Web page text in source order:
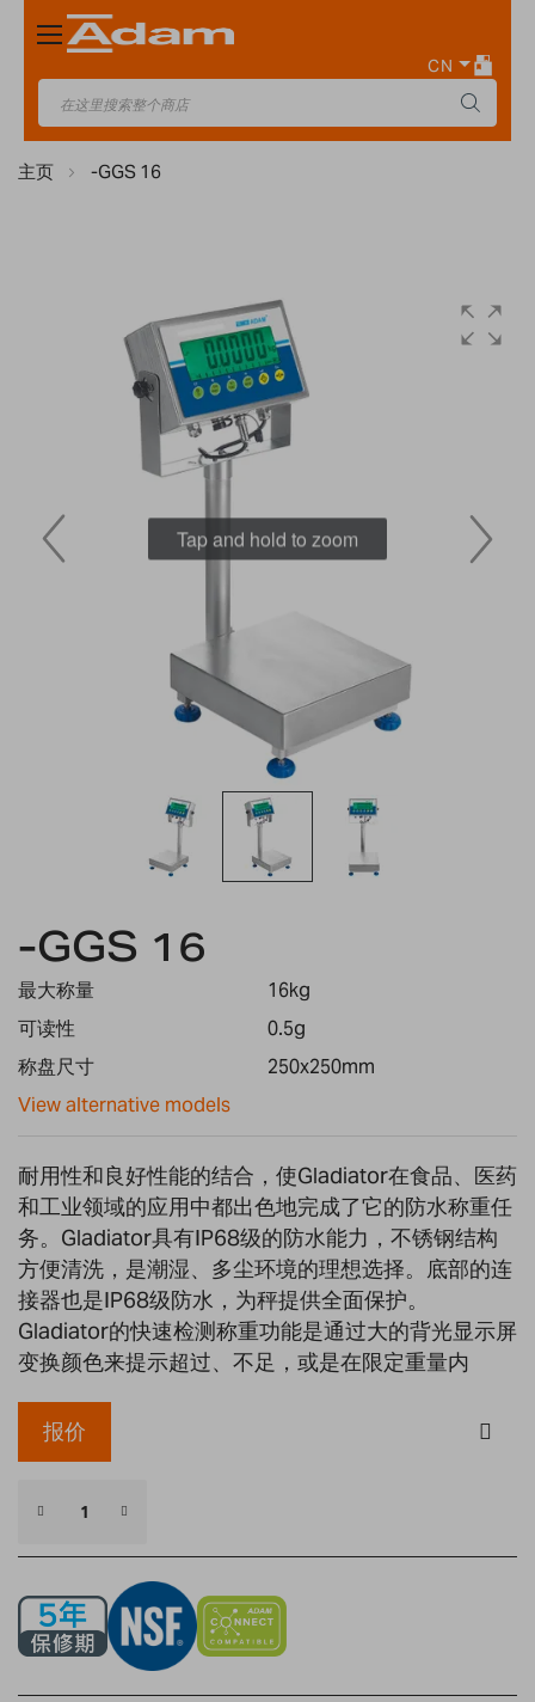
Toggle
Nav
CN
主页 -GGS 16
Tap and hold to zoom
the
of
the
images
gallery
-GGS 16
最大称量
16kg
可读性
0.5g
称盘尺寸
250x250mm
View alternative models
耐用性和良好性能的结合，使Gladiator在食品、医药
和工业领域的应用中都出色地完成了它的防水称重任
务。Gladiator具有IP68级的防水能力，不锈钢结构
方便清洗，是潮湿、多尘环境的理想选择。底部的连
接器也是IP68级防水，为秤提供全面保护。
Gladiator的快速检测称重功能是通过大的背光显示屏
变换颜色来提示超过、不足，或是在限定重量内
报价